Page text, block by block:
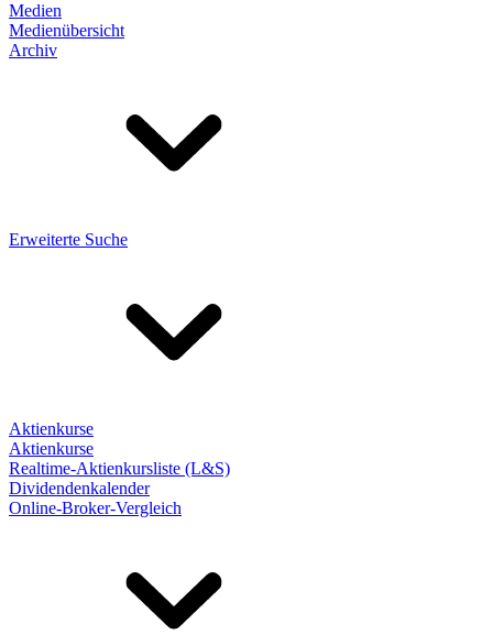
Medien
Medienübersicht
Archiv
Erweiterte Suche
Aktienkurse
Aktienkurse
Realtime-Aktienkursliste (L&S)
Dividendenkalender
Online-Broker-Vergleich